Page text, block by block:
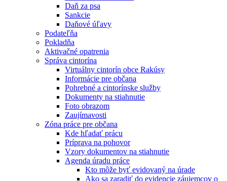
Daň za psa
Sankcie
Daňové úľavy
Podateľňa
Pokladňa
Aktivačné opatrenia
Správa cintorína
Virtuálny cintorín obce Rakúsy
Informácie pre občana
Pohrebné a cintorínske služby
Dokumenty na stiahnutie
Foto obrazom
Zaujímavosti
Zóna práce pre občana
Kde hľadať prácu
Príprava na pohovor
Vzory dokumentov na stiahnutie
Agenda úradu práce
Kto môže byť evidovaný na úrade
Ako sa zaradiť do evidencie záujemcov o